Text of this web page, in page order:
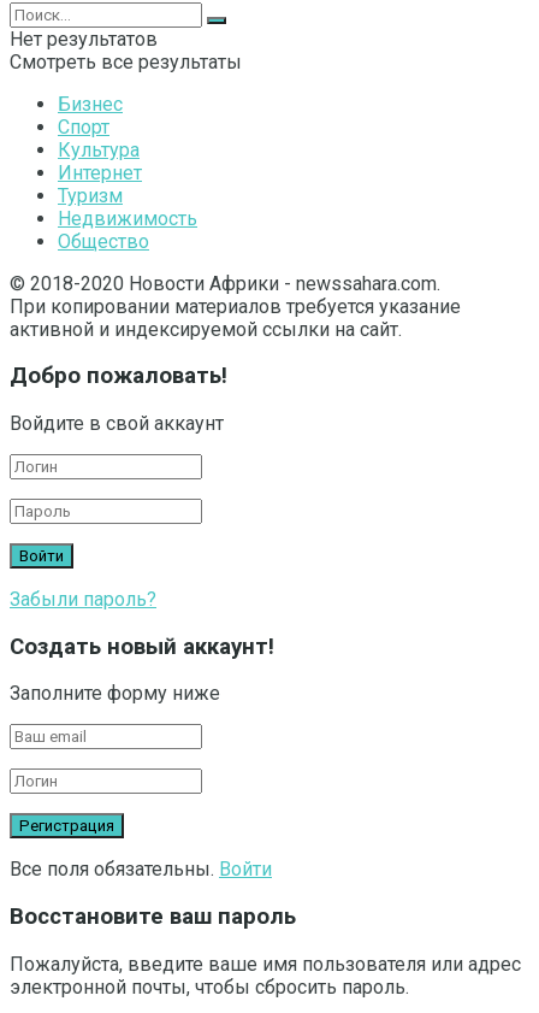
Нет результатов
Смотреть все результаты
Бизнес
Спорт
Культура
Интернет
Туризм
Недвижимость
Общество
© 2018-2020 Новости Африки - newssahara.com.
При копировании материалов требуется указание
активной и индексируемой ссылки на сайт.
Добро пожаловать!
Войдите в свой аккаунт
Забыли пароль?
Создать новый аккаунт!
Заполните форму ниже
Все поля обязательны. Войти
Восстановите ваш пароль
Пожалуйста, введите ваше имя пользователя или адрес
электронной почты, чтобы сбросить пароль.